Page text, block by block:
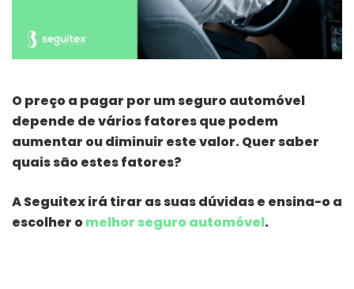
O preço a pagar por um seguro automóvel
depende de vários fatores que podem
aumentar ou diminuir este valor. Quer saber
quais são estes fatores?
A Seguitex irá tirar as suas dúvidas e ensina-o a
escolher omelhor seguro automóvel.